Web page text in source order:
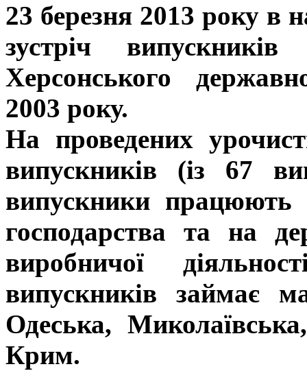
23 березня 2013 року в
зустріч випускників
Херсонського
2003 року.
На проведених
випускників (із 67
випускники працюють
господарства та на
виробничої
випускників займає
Одеська,
Крим.